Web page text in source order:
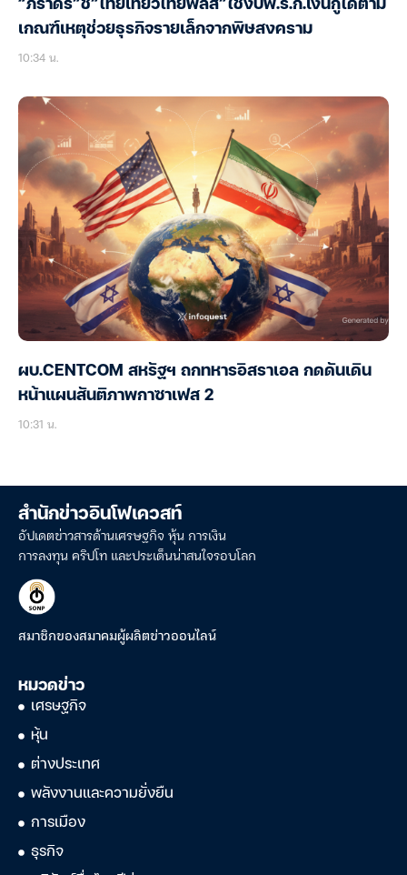
“ภราดร”ชี้”ไทยเที่ยวไทยพลัส”ใช้งบพ.ร.ก.เงินกู้ได้ตาม
เกณฑ์เหตุช่วยธุรกิจรายเล็กจากพิษสงคราม
10:34 น.
ผบ.CENTCOM สหรัฐฯ ถกทหารอิสราเอล กดดันเดิน
หน้าแผนสันติภาพกาซาเฟส 2
10:31 น.
สำนักข่าวอินโฟเควสท์
อัปเดตข่าวสารด้านเศรษฐกิจ หุ้น การเงิน
การลงทุน คริปโท และประเด็นน่าสนใจรอบโลก
สมาชิกของสมาคมผู้ผลิตข่าวออนไลน์
หมวดข่าว
เศรษฐกิจ
หุ้น
ต่างประเทศ
พลังงานและความยั่งยืน
การเมือง
ธุรกิจ